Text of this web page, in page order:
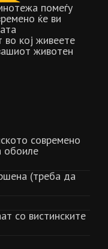
помеѓу
ќе ви
во кој живеете
животен
современо
обоиле
(треба да
со вистинските